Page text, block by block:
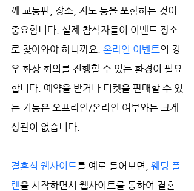
께 교통편, 장소, 지도 등을 포함하는 것이
중요합니다. 실제 참석자들이 이벤트 장소
로 찾아와야 하니까요. 온라인 이벤트의 경
우 화상 회의를 진행할 수 있는 환경이 필요
합니다. 예약을 받거나 티켓을 판매할 수 있
는 기능은 오프라인/온라인 여부와는 크게
상관이 없습니다.
결혼식 웹사이트를 예로 들어보면, 웨딩 플
랜을 시작하면서 웹사이트를 통하여 결혼